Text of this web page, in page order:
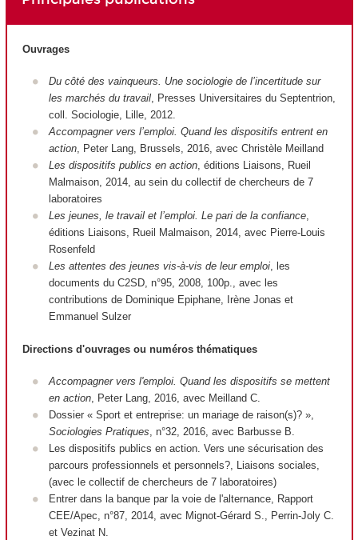
Ouvrages
Du côté des vainqueurs. Une sociologie de l’incertitude sur
les marchés du travail, Presses Universitaires du Septentrion,
coll. Sociologie, Lille, 2012.
Accompagner vers l’emploi. Quand les dispositifs entrent en
action, Peter Lang, Brussels, 2016, avec Christèle Meilland
Les dispositifs publics en action, éditions Liaisons, Rueil
Malmaison, 2014, au sein du collectif de chercheurs de 7
laboratoires
Les jeunes, le travail et l’emploi. Le pari de la confiance,
éditions Liaisons, Rueil Malmaison, 2014, avec Pierre-Louis
Rosenfeld
Les attentes des jeunes vis-à-vis de leur emploi, les
documents du C2SD, n°95, 2008, 100p., avec les
contributions de Dominique Epiphane, Irène Jonas et
Emmanuel Sulzer
Directions d'ouvrages ou numéros thématiques
Accompagner vers l'emploi. Quand les dispositifs se mettent
en action, Peter Lang, 2016, avec Meilland C.
Dossier « Sport et entreprise: un mariage de raison(s)? »,
Sociologies Pratiques, n°32, 2016, avec Barbusse B.
Les dispositifs publics en action. Vers une sécurisation des
parcours professionnels et personnels?, Liaisons sociales,
(avec le collectif de chercheurs de 7 laboratoires)
Entrer dans la banque par la voie de l'alternance, Rapport
CEE/Apec, n°87, 2014, avec Mignot-Gérard S., Perrin-Joly C.
et Vezinat N.